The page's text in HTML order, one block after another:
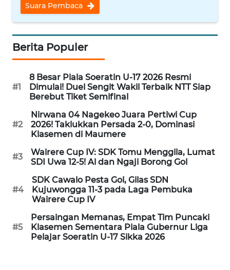
Suara Pembaca
Berita Populer
#1
8 Besar Piala Soeratin U-17 2026 Resmi
Dimulai! Duel Sengit Wakil Terbaik NTT Siap
Berebut Tiket Semifinal
#2
Nirwana 04 Nagekeo Juara Pertiwi Cup
2026! Taklukkan Persada 2-0, Dominasi
Klasemen di Maumere
#3
Wairere Cup IV: SDK Tomu Menggila, Lumat
SDI Uwa 12-5! Al dan Ngaji Borong Gol
#4
SDK Cawalo Pesta Gol, Gilas SDN
Kujuwongga 11-3 pada Laga Pembuka
Wairere Cup IV
#5
Persaingan Memanas, Empat Tim Puncaki
Klasemen Sementara Piala Gubernur Liga
Pelajar Soeratin U-17 Sikka 2026
BABEL
WN
SUMBAR
SUMSEL
BENGKULU
WN
LAMPUNG
WN
JATENG
WN
NUSANTARA